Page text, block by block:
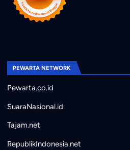
PEWARTA NETWORK
Pewarta.co.id
SuaraNasional.id
Tajam.net
RepublikIndonesia.net